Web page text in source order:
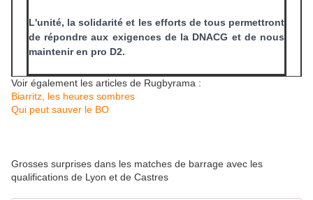
L'unité, la solidarité et les efforts de tous permettront
de répondre aux exigences de la DNACG et de nous
maintenir en pro D2.
Voir également les articles de Rugbyrama :
Biarritz, les heures sombres
Qui peut sauver le BO
Grosses surprises dans les matches de barrage avec les
qualifications de Lyon et de Castres